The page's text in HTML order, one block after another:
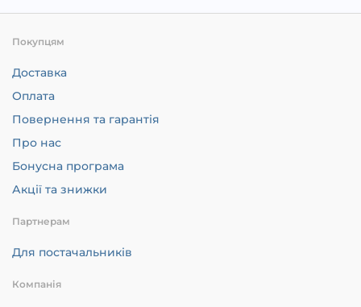
Покупцям
Доставка
Оплата
Повернення та гарантія
Про нас
Бонусна програма
Акції та знижки
Партнерам
Для постачальників
Компанія